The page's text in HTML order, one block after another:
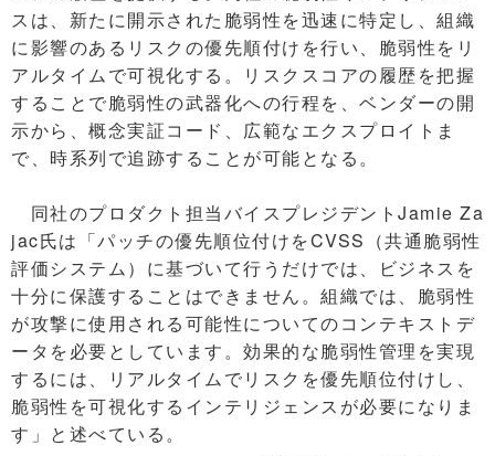
スは、新たに開示された脆弱性を迅速に特定し、組織
に影響のあるリスクの優先順付けを行い、脆弱性をリ
アルタイムで可視化する。リスクスコアの履歴を把握
することで脆弱性の武器化への行程を、ベンダーの開
示から、概念実証コード、広範なエクスプロイトま
で、時系列で追跡することが可能となる。
同社のプロダクト担当バイスプレジデントJamie Za
jac氏は「パッチの優先順位付けをCVSS（共通脆弱性
評価システム）に基づいて行うだけでは、ビジネスを
十分に保護することはできません。組織では、脆弱性
が攻撃に使用される可能性についてのコンテキストデ
ータを必要としています。効果的な脆弱性管理を実現
するには、リアルタイムでリスクを優先順位付けし、
脆弱性を可視化するインテリジェンスが必要になりま
す」と述べている。